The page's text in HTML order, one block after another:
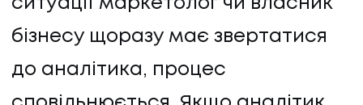
ситуації маркетолог чи власник
бізнесу щоразу має звертатися
до аналітика, процес